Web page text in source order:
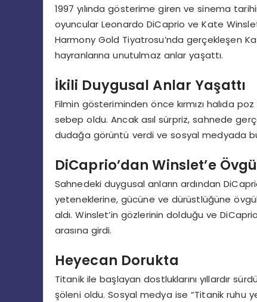
1997 yılında gösterime giren ve sinema
oyuncular Leonardo DiCaprio ve Kate
Harmony Gold Tiyatrosu’nda gerçekleşen
hayranlarına unutulmaz anlar yaşattı.
İkili Duygusal Anlar Yaşattı
Filmin gösteriminden önce kırmızı halıda
sebep oldu. Ancak asıl sürpriz, sahnede
dudağa görüntü verdi ve sosyal medyada
DiCaprio’dan Winslet’e
Sahnedeki duygusal anların ardından
yeteneklerine, gücüne ve dürüstlüğüne
aldı. Winslet’in gözlerinin dolduğu ve
arasına girdi.
Heyecan Dorukta
Titanik ile başlayan dostluklarını yıllardır
şöleni oldu. Sosyal medya ise “Titanik ruhu